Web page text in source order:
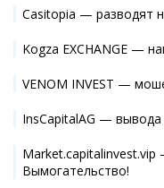
Casitopia — разводят
Kogza EXCHANGE —
VENOM INVEST —
InsCapitalAG — вывода
Вымогательство!